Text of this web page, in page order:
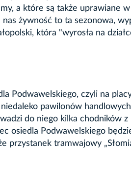
a które są także uprawiane
żywność to ta sezonowa,
która "wyrosła na
Podwawelskiego, czyli na
pawilonów
do niego kilka chodników z
osiedla Podwawelskiego
przystanek tramwajowy